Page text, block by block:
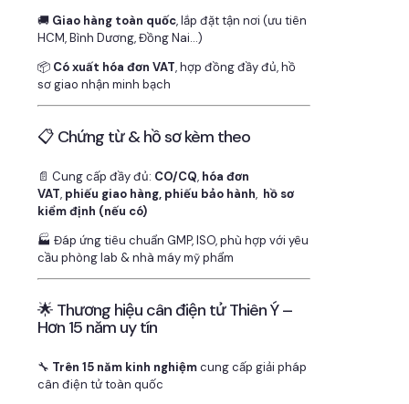
🚚 Giao hàng toàn quốc, lắp đặt tận nơi (ưu tiên
HCM, Bình Dương, Đồng Nai…)
📦 Có xuất hóa đơn VAT, hợp đồng đầy đủ, hồ
sơ giao nhận minh bạch
📋 Chứng từ & hồ sơ kèm theo
📄 Cung cấp đầy đủ: CO/CQ, hóa đơn
VAT, phiếu giao hàng, phiếu bảo hành, hồ sơ
kiểm định (nếu có)
🏭 Đáp ứng tiêu chuẩn GMP, ISO, phù hợp với yêu
cầu phòng lab & nhà máy mỹ phẩm
🌟 Thương hiệu cân điện tử Thiên Ý –
Hơn 15 năm uy tín
🔧 Trên 15 năm kinh nghiệmcung cấp giải pháp
cân điện tử toàn quốc